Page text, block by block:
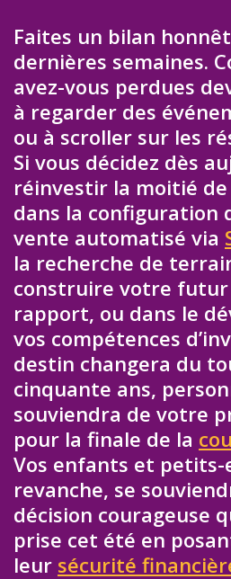
Faites un bilan
dernières semaines.
avez-vous perdues
à regarder des
ou à scroller sur les
Si vous décidez dès
réinvestir la moitié
dans la configuration
vente automatisé via
la recherche de
construire votre futur
rapport, ou dans le
vos compétences
destin changera du
cinquante ans,
souviendra de votre
pour la finale de la
Vos enfants et petits-
revanche, se
décision courageuse
prise cet été en
leur sécurité